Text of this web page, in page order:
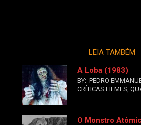
LEIA TAMBÉM
A Loba (1983)
BY: PEDRO
CRÍTICAS FILMES,
O Monstro